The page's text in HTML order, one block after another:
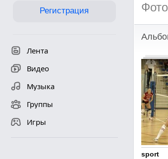
Регистрация
Лента
Видео
Музыка
Группы
Игры
sport